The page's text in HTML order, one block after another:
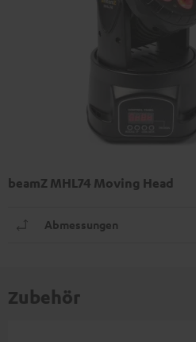
beamZ MHL74 Moving Head
Abmessungen
Zubehör